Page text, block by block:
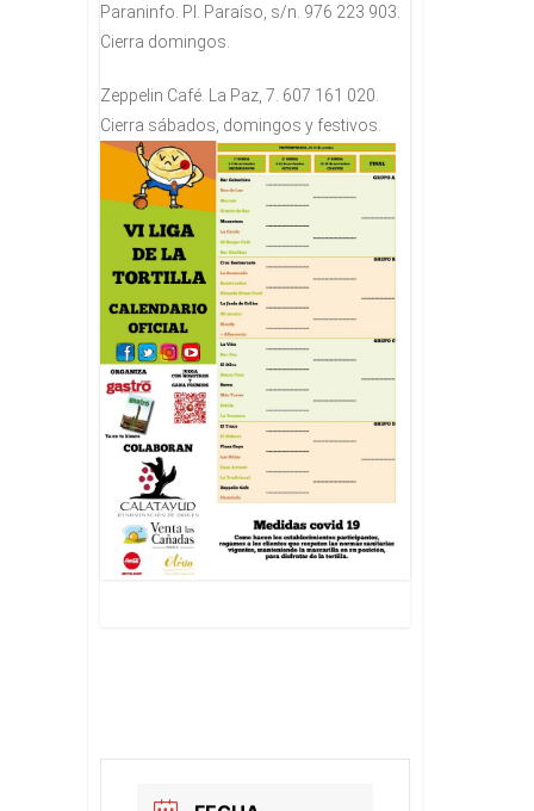
Paraninfo. Pl. Paraíso, s/n. 976 223 903.
Cierra domingos.
Zeppelin Café. La Paz, 7. 607 161 020.
Cierra sábados, domingos y festivos.